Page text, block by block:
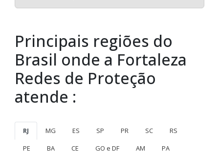
Principais regiões do
Brasil onde a Fortaleza
Redes de Proteção
atende :
RJ MG ES SP PR SC
RS
PE
BA CE GO e DF AM PA